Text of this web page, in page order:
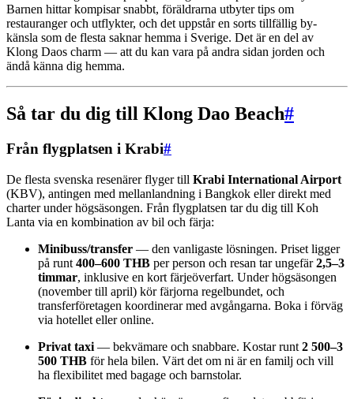
Barnen hittar kompisar snabbt, föräldrarna utbyter tips om
restauranger och utflykter, och det uppstår en sorts tillfällig by-
känsla som de flesta saknar hemma i Sverige. Det är en del av
Klong Daos charm — att du kan vara på andra sidan jorden och
ändå känna dig hemma.
Så tar du dig till Klong Dao Beach#
Från flygplatsen i Krabi#
De flesta svenska resenärer flyger till Krabi International Airport
(KBV), antingen med mellanlandning i Bangkok eller direkt med
charter under högsäsongen. Från flygplatsen tar du dig till Koh
Lanta via en kombination av bil och färja:
Minibuss/transfer — den vanligaste lösningen. Priset ligger
på runt 400–600 THB per person och resan tar ungefär2,5–3
timmar, inklusive en kort färjeöverfart. Under högsäsongen
(november till april) kör färjorna regelbundet, och
transferföretagen koordinerar med avgångarna. Boka i förväg
via hotellet eller online.
Privat taxi — bekvämare och snabbare. Kostar runt 2 500–3
500 THB för hela bilen. Värt det om ni är en familj och vill
ha flexibilitet med bagage och barnstolar.